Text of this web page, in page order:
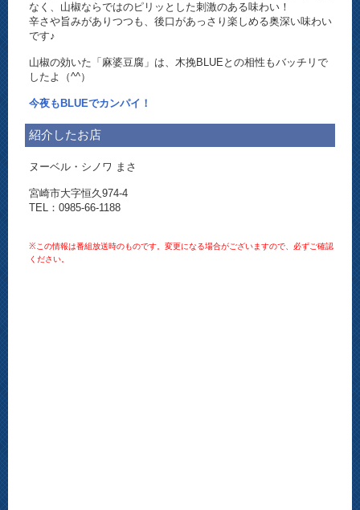
なく、山椒ならではのピリッとした刺激のある味わい！
辛さや旨みがありつつも、後口があっさり楽しめる奥深い味わい
です♪
山椒の効いた「麻婆豆腐」は、木挽BLUEとの相性もバッチリで
したよ（^^）
今夜もBLUEでカンパイ！
紹介したお店
ヌーベル・シノワ まさ
宮崎市大字恒久974-4
TEL：0985-66-1188
※この情報は番組放送時のものです。変更になる場合がございますので、必ずご確認
ください。